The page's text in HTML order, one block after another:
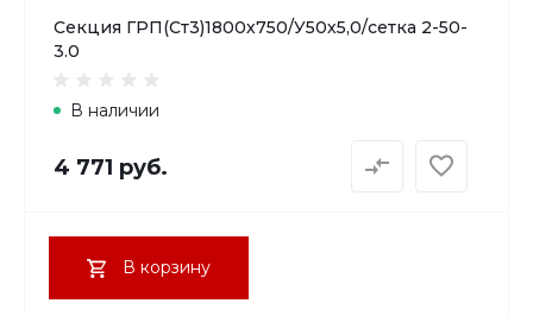
Секция ГРП(Ст3)1800х750/У50х5,0/сетка 2-50-
3.0
В наличии
4 771 руб.
В корзину